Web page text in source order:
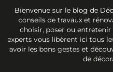
Bienvenue sur le blog de
conseils de travaux et
choisir, poser ou
experts vous libèrent ici tous
avoir les bons gestes et
de